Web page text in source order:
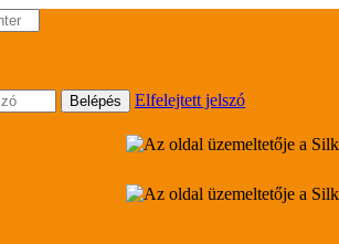
Elfelejtett jelszó